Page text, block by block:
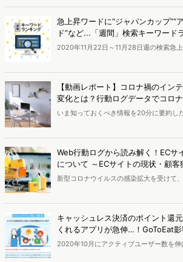
ーズが再び高まっています。 そこでヴァ
2020年春の自粛期間を有意義に過ごすた
粛ポジティブ消費”に関するアンケート調
果、意外にも早い段階で消費者の“ポジテ
や、その継続意向の高さ、情報収集行動
急上昇ワードに“ジャパンカップ”“
ド”など...「週間」検索キーワード
2～2020/11/28）
2020年11月22日～11月28日週の検索急
と言われる3頭が対決し話題を集めた競
11月22日にジャイアントパンダの赤ちゃ
ドベンチャーワールド」などのキーワー
「全国の30万人規模のモニター会員の協
ユーザー属性情報を用いたマーケティング
eMark+」を使用し、検索キーワードラ
【動画レポート】コロナ禍のイン
変化とは？行動ログデータでコロ
業界を調査
いま知っておくべき情報を20分に要約し
よるレポートです。業界調査、トレンド
ログ分析によるマーケティング調査を提
ルタントが、簡潔に解説します。動画は
ますので、ご都合のいい時間に、ぜひご
テーマは「コロナ禍のインテリア業界に
グデータでコロナ後におけるインテリア
Web行動ログから読み解く！ECサ
について ～ECサイトの現状・顧客
新型コロナウイルスの感染拡大を受けて
からオンラインへの移行がさらに加速し
で、新たに自社ECサイトを開設したり、
りという施策を打ち出す企業が増えてき
ズで行われたオンラインセミナーでは、
経過した今、ECサイトの現状がどうなっ
る施策にはどのようなものがあるのか、
キャッシュレス決済のポイント還
くれるアプリが急伸…！GoToEat
アプリ】
2020年10月にアクティブユーザー数を
析ツール「eMark+（イーマークプラス